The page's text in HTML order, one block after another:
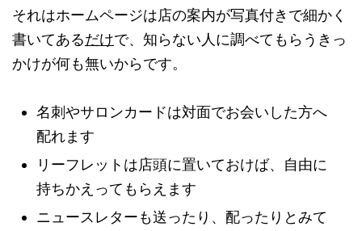
それはホームページは店の案内が写真付きで細かく
書いてあるだけで、知らない人に調べてもらうきっ
かけが何も無いからです。
名刺やサロンカードは対面でお会いした方へ
配れます
リーフレットは店頭に置いておけば、自由に
持ちかえってもらえます
ニュースレターも送ったり、配ったりとみて